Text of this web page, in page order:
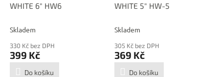
WHITE 6" HW6
Skladem
330 Kč bez DPH
399 Kč
Do košíku
WHITE 5" HW-5
Skladem
305 Kč bez DPH
369 Kč
Do košíku